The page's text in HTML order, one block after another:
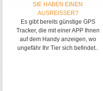
SIE HABEN EINEN
AUSREISSER?
Es gibt bereits günstige GPS
Tracker, die mit einer APP Ihnen
auf dem Handy anzeigen, wo
ungefähr Ihr Tier sich befindet..